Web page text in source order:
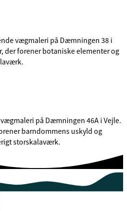
vægmaleri på Dæmningen 38 i
der forener botaniske elementer og
på Dæmningen 46A i Vejle.
barndommens uskyld og
storskalaværk.